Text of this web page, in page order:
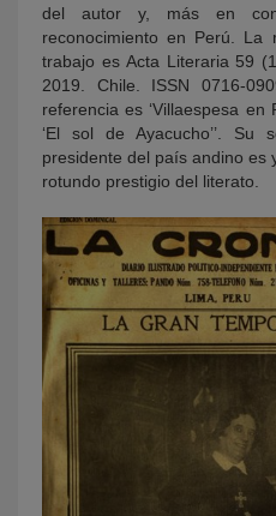
del autor y, más en
reconocimiento en Perú. La
trabajo es Acta Literaria 59
2019. Chile. ISSN 0716-
referencia es ‘Villaespesa
‘El sol de Ayacucho’’.
presidente del país andino es
rotundo prestigio del literato.